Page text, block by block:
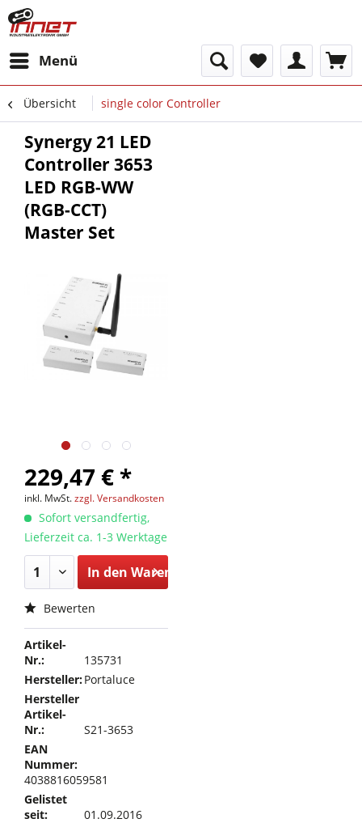
Menü
Übersicht single color Controller
Synergy 21 LED
Controller 3653
LED RGB-WW
(RGB-CCT)
Master Set
229,47 € *
inkl. MwSt.zzgl. Versandkosten
Sofort versandfertig,
Lieferzeit ca. 1-3 Werktage
In den Warenkorb
Bewerten
Artikel-
Nr.:
135731
Hersteller:Portaluce
Hersteller
Artikel-
Nr.:
S21-3653
EAN
Nummer:
4038816059581
Gelistet
seit:
01.09.2016